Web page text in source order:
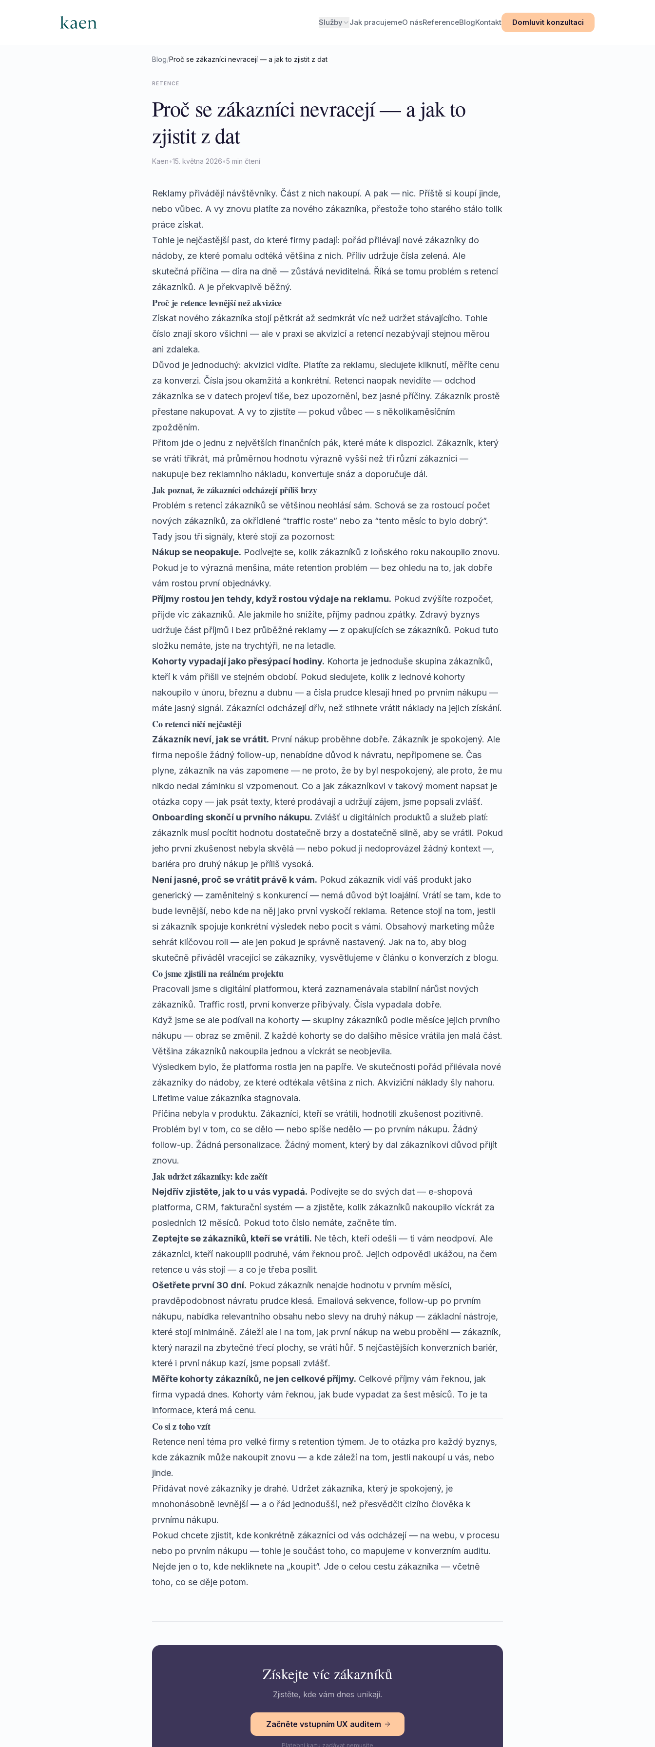
Služby Jak pracujemeO násReferenceBlogKontakt Domluvit konzultaci
Blog/Proč se zákazníci nevracejí — a jak to zjistit z dat
RETENCE
Proč se zákazníci nevracejí — a jak to
zjistit z dat
Kaen•15. května 2026•5 min čtení
Reklamy přivádějí návštěvníky. Část z nich nakoupí. A pak — nic. Příště si koupí jinde,
nebo vůbec. A vy znovu platíte za nového zákazníka, přestože toho starého stálo tolik
práce získat.
Tohle je nejčastější past, do které firmy padají: pořád přilévají nové zákazníky do
nádoby, ze které pomalu odtéká většina z nich. Příliv udržuje čísla zelená. Ale
skutečná příčina — díra na dně — zůstává neviditelná. Říká se tomu problém s retencí
zákazníků. A je překvapivě běžný.
Proč je retence levnější než akvizice
Získat nového zákazníka stojí pětkrát až sedmkrát víc než udržet stávajícího. Tohle
číslo znají skoro všichni — ale v praxi se akvizicí a retencí nezabývají stejnou měrou
ani zdaleka.
Důvod je jednoduchý: akvizici vidíte. Platíte za reklamu, sledujete kliknutí, měříte cenu
za konverzi. Čísla jsou okamžitá a konkrétní. Retenci naopak nevidíte — odchod
zákazníka se v datech projeví tiše, bez upozornění, bez jasné příčiny. Zákazník prostě
přestane nakupovat. A vy to zjistíte — pokud vůbec — s několikaměsíčním
zpožděním.
Přitom jde o jednu z největších finančních pák, které máte k dispozici. Zákazník, který
se vrátí třikrát, má průměrnou hodnotu výrazně vyšší než tři různí zákazníci —
nakupuje bez reklamního nákladu, konvertuje snáz a doporučuje dál.
Jak poznat, že zákazníci odcházejí příliš brzy
Problém s retencí zákazníků se většinou neohlásí sám. Schová se za rostoucí počet
nových zákazníků, za okřídlené “traffic roste” nebo za “tento měsíc to bylo dobrý”.
Tady jsou tři signály, které stojí za pozornost:
Nákup se neopakuje. Podívejte se, kolik zákazníků z loňského roku nakoupilo znovu.
Pokud je to výrazná menšina, máte retention problém — bez ohledu na to, jak dobře
vám rostou první objednávky.
Příjmy rostou jen tehdy, když rostou výdaje na reklamu. Pokud zvýšíte rozpočet,
přijde víc zákazníků. Ale jakmile ho snížíte, příjmy padnou zpátky. Zdravý byznys
udržuje část příjmů i bez průběžné reklamy — z opakujících se zákazníků. Pokud tuto
složku nemáte, jste na trychtýři, ne na letadle.
Kohorty vypadají jako přesýpací hodiny. Kohorta je jednoduše skupina zákazníků,
kteří k vám přišli ve stejném období. Pokud sledujete, kolik z lednové kohorty
nakoupilo v únoru, březnu a dubnu — a čísla prudce klesají hned po prvním nákupu —
máte jasný signál. Zákazníci odcházejí dřív, než stihnete vrátit náklady na jejich získání.
Co retenci ničí nejčastěji
Zákazník neví, jak se vrátit. První nákup proběhne dobře. Zákazník je spokojený. Ale
firma nepošle žádný follow-up, nenabídne důvod k návratu, nepřipomene se. Čas
plyne, zákazník na vás zapomene — ne proto, že by byl nespokojený, ale proto, že mu
nikdo nedal záminku si vzpomenout. Co a jak zákazníkovi v takový moment napsat je
otázka copy — jak psát texty, které prodávají a udržují zájem, jsme popsali zvlášť.
Onboarding skončí u prvního nákupu. Zvlášť u digitálních produktů a služeb platí:
zákazník musí pocítit hodnotu dostatečně brzy a dostatečně silně, aby se vrátil. Pokud
jeho první zkušenost nebyla skvělá — nebo pokud ji nedoprovázel žádný kontext —,
bariéra pro druhý nákup je příliš vysoká.
Není jasné, proč se vrátit právě k vám. Pokud zákazník vidí váš produkt jako
generický — zaměnitelný s konkurencí — nemá důvod být loajální. Vrátí se tam, kde to
bude levnější, nebo kde na něj jako první vyskočí reklama. Retence stojí na tom, jestli
si zákazník spojuje konkrétní výsledek nebo pocit s vámi. Obsahový marketing může
sehrát klíčovou roli — ale jen pokud je správně nastavený. Jak na to, aby blog
skutečně přiváděl vracející se zákazníky, vysvětlujeme v článku o konverzích z blogu.
Co jsme zjistili na reálném projektu
Pracovali jsme s digitální platformou, která zaznamenávala stabilní nárůst nových
zákazníků. Traffic rostl, první konverze přibývaly. Čísla vypadala dobře.
Když jsme se ale podívali na kohorty — skupiny zákazníků podle měsíce jejich prvního
nákupu — obraz se změnil. Z každé kohorty se do dalšího měsíce vrátila jen malá část.
Většina zákazníků nakoupila jednou a víckrát se neobjevila.
Výsledkem bylo, že platforma rostla jen na papíře. Ve skutečnosti pořád přilévala nové
zákazníky do nádoby, ze které odtékala většina z nich. Akviziční náklady šly nahoru.
Lifetime value zákazníka stagnovala.
Příčina nebyla v produktu. Zákazníci, kteří se vrátili, hodnotili zkušenost pozitivně.
Problém byl v tom, co se dělo — nebo spíše nedělo — po prvním nákupu. Žádný
follow-up. Žádná personalizace. Žádný moment, který by dal zákazníkovi důvod přijít
znovu.
Jak udržet zákazníky: kde začít
Nejdřív zjistěte, jak to u vás vypadá. Podívejte se do svých dat — e-shopová
platforma, CRM, fakturační systém — a zjistěte, kolik zákazníků nakoupilo víckrát za
posledních 12 měsíců. Pokud toto číslo nemáte, začněte tím.
Zeptejte se zákazníků, kteří se vrátili. Ne těch, kteří odešli — ti vám neodpoví. Ale
zákazníci, kteří nakoupili podruhé, vám řeknou proč. Jejich odpovědi ukážou, na čem
retence u vás stojí — a co je třeba posílit.
Ošetřete první 30 dní. Pokud zákazník nenajde hodnotu v prvním měsíci,
pravděpodobnost návratu prudce klesá. Emailová sekvence, follow-up po prvním
nákupu, nabídka relevantního obsahu nebo slevy na druhý nákup — základní nástroje,
které stojí minimálně. Záleží ale i na tom, jak první nákup na webu proběhl — zákazník,
který narazil na zbytečné třecí plochy, se vrátí hůř. 5 nejčastějších konverzních bariér,
které i první nákup kazí, jsme popsali zvlášť.
Měřte kohorty zákazníků, ne jen celkové příjmy. Celkové příjmy vám řeknou, jak
firma vypadá dnes. Kohorty vám řeknou, jak bude vypadat za šest měsíců. To je ta
informace, která má cenu.
Co si z toho vzít
Retence není téma pro velké firmy s retention týmem. Je to otázka pro každý byznys,
kde zákazník může nakoupit znovu — a kde záleží na tom, jestli nakoupí u vás, nebo
jinde.
Přidávat nové zákazníky je drahé. Udržet zákazníka, který je spokojený, je
mnohonásobně levnější — a o řád jednodušší, než přesvědčit cizího člověka k
prvnímu nákupu.
Pokud chcete zjistit, kde konkrétně zákazníci od vás odcházejí — na webu, v procesu
nebo po prvním nákupu — tohle je součást toho, co mapujeme v konverzním auditu.
Nejde jen o to, kde nekliknete na „koupit”. Jde o celou cestu zákazníka — včetně
toho, co se děje potom.
Získejte víc zákazníků
Zjistěte, kde vám dnes unikají.
Začněte vstupním UX auditem
Platební kartu zadávat nemusíte